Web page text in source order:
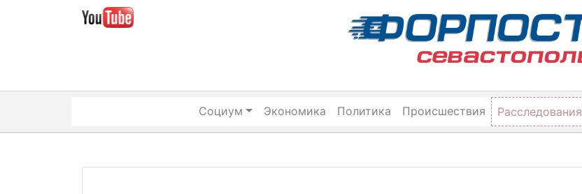
Социум Экономика Политика Происшествия Расследования